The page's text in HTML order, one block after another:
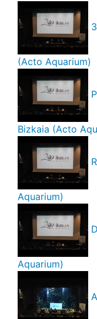
(Acto Aquarium)
Bizkaia (Acto
Aquarium)
Aquarium)